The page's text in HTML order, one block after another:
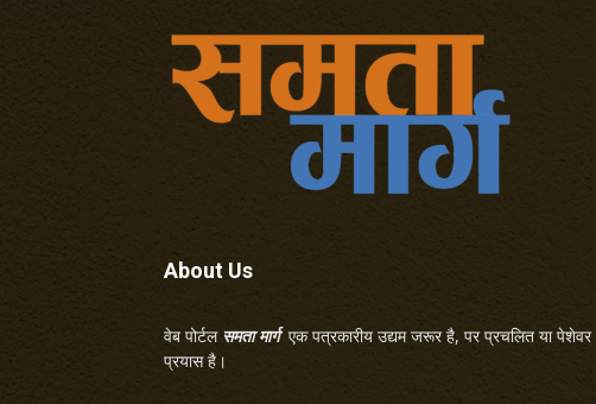
About Us
वेब पोर्टल समता मार्गएक पत्रकारीय उद्यम जरूर है, पर प्रचलित या पेशेवर
प्रयास है।